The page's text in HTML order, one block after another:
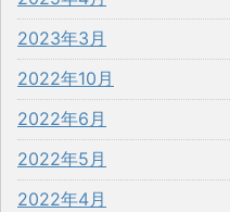
2023年3月
2022年10月
2022年6月
2022年5月
2022年4月